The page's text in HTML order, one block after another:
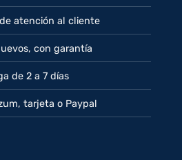
atención al cliente
con garantía
de 2 a 7 días
tarjeta o Paypal